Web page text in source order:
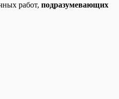
работ, подразумевающих